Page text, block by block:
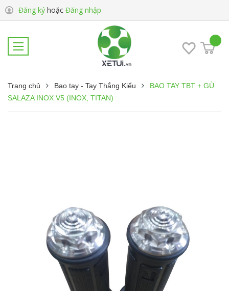
Đăng ký hoặc Đăng nhập
Trang chủ Bao tay - Tay Thắng Kiểu
BAO TAY TBT + GÙ
SALAZA INOX V5 (INOX, TITAN)